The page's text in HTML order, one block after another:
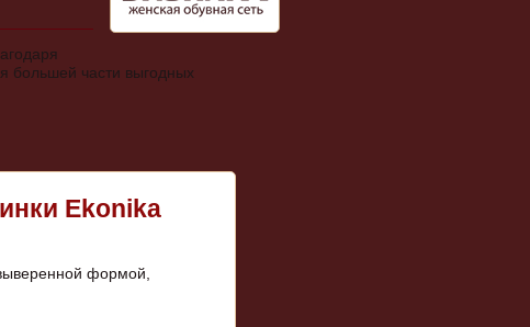
большей части выгодных
Ekonika
формой,